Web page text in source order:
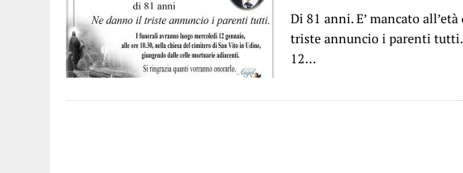
Di 81 anni. E’ mancato
triste annuncio i parenti
12…